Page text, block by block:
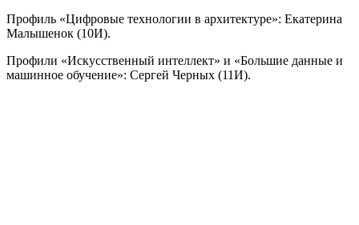
Профиль «Цифровые технологии в архитектуре»: Екатерина
Малышенок (10И).
Профили «Искусственный интеллект» и «Большие данные и
машинное обучение»: Сергей Черных (11И).